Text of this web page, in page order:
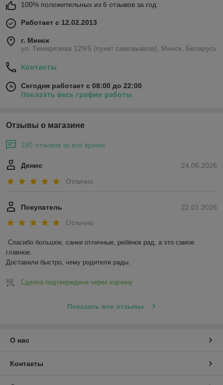
100% положительных из 6 отзывов за год
Работает с 12.02.2013
г. Минск
ул. Тимирязева 129/5 (пункт самовывоза), Минск, Беларусь
Контакты
Сегодня работает с 08:00 до 22:00
Показать весь график работы
Отзывы о магазине
180 отзывов за всё время
24.06.2026
Денис
Отлично
22.01.2026
Покупатель
Отлично
Спасибо большое, санки отличные, ребёнок рад, а это самое
главное.
Доставили быстро, чему родители рады.
Сделка подтверждена через корзину
Показать все отзывы
О нас
Контакты